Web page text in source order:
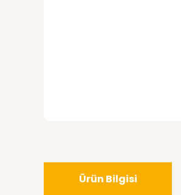
Ürün Bilgisi